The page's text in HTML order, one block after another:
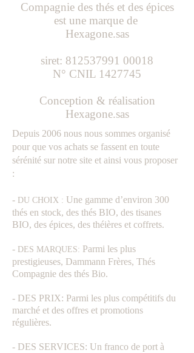
Compagnie des thés et des épices
est une marque de
Hexagone.sas
siret: 812537991 00018
N° CNIL 1427745
Conception & réalisation
Hexagone.sas
Depuis 2006 nous nous sommes organisé
pour que vos achats se fassent en toute
sérénité sur notre site et ainsi vous proposer
:
- DU CHOIX : Une gamme d’environ 300
thés en stock, des thés BIO, des tisanes
BIO, des épices, des théières et coffrets.
- DES MARQUES: Parmi les plus
prestigieuses, Dammann Frères, Thés
Compagnie des thés Bio.
- DES PRIX: Parmi les plus compétitifs du
marché et des offres et promotions
régulières.
- DES SERVICES: Un franco de port à